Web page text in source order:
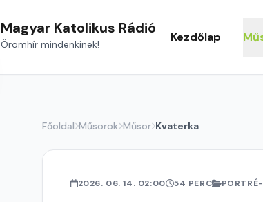
Magyar Katolikus Rádió
Örömhír mindenkinek! Kezdőlap
Főoldal Műsorok Műsor Kvaterka
2026. 06. 14. 02:00 54 PERC